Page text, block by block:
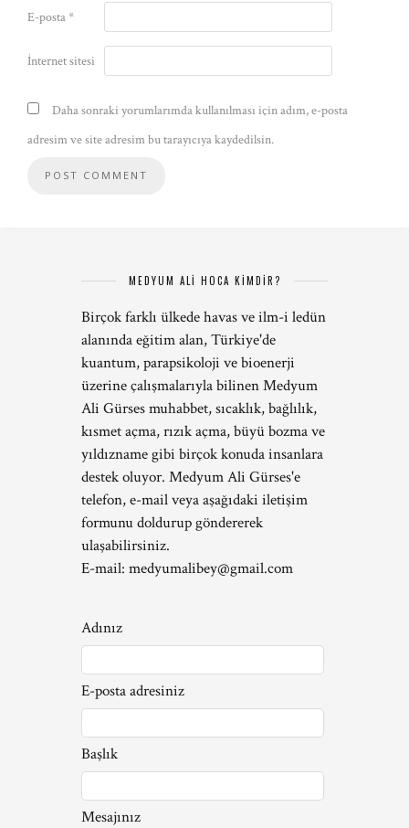
E-posta*
İnternet sitesi
Daha sonraki yorumlarımda kullanılması için adım, e-posta
adresim ve site adresim bu tarayıcıya kaydedilsin.
MEDYUM ALİ HOCA KİMDİR?
Birçok farklı ülkede havas ve ilm-i ledün
alanında eğitim alan, Türkiye'de
kuantum, parapsikoloji ve bioenerji
üzerine çalışmalarıyla bilinen Medyum
Ali Gürses muhabbet, sıcaklık, bağlılık,
kısmet açma, rızık açma, büyü bozma ve
yıldızname gibi birçok konuda insanlara
destek oluyor. Medyum Ali Gürses'e
telefon, e-mail veya aşağıdaki iletişim
formunu doldurup göndererek
ulaşabilirsiniz.
E-mail: medyumalibey@gmail.com
Adınız
E-posta adresiniz
Başlık
Mesajınız